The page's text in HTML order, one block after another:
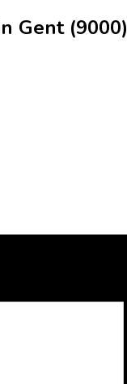
Gent (9000)